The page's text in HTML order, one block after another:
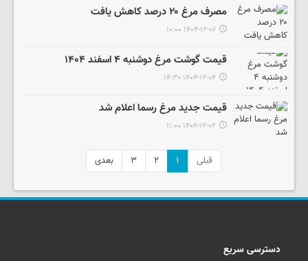
مصرف مرغ ۲۰ درصد کاهش یافت
۱۴۰۴-۱۲-۰۶ ۱۰:۰۰
قیمت گوشت مرغ دوشنبه ۴ اسفند ۱۴۰۴
۱۴۰۴-۱۲-۰۴ ۱۴:۳۰
قیمت جدید مرغ رسما اعلام شد
۱۴۰۴-۱۲-۰۲ ۱۱:۰۰
قبلی ۱ ۲ ۳ بعدی
دسترسی سریع